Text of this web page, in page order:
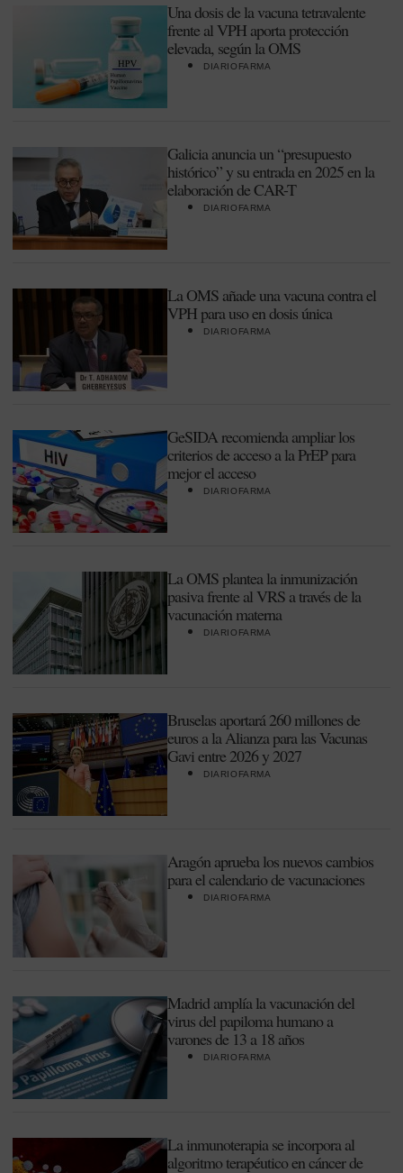
Una dosis de la vacuna tetravalente
frente al VPH aporta protección
elevada, según la OMS
DIARIOFARMA
Galicia anuncia un “presupuesto
histórico” y su entrada en 2025 en la
elaboración de CAR-T
DIARIOFARMA
La OMS añade una vacuna contra el
VPH para uso en dosis única
DIARIOFARMA
GeSIDA recomienda ampliar los
criterios de acceso a la PrEP para
mejor el acceso
DIARIOFARMA
La OMS plantea la inmunización
pasiva frente al VRS a través de la
vacunación materna
DIARIOFARMA
Bruselas aportará 260 millones de
euros a la Alianza para las Vacunas
Gavi entre 2026 y 2027
DIARIOFARMA
Aragón aprueba los nuevos cambios
para el calendario de vacunaciones
DIARIOFARMA
Madrid amplía la vacunación del
virus del papiloma humano a
varones de 13 a 18 años
DIARIOFARMA
La inmunoterapia se incorpora al
algoritmo terapéutico en cáncer de